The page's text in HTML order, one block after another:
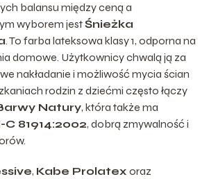
balansu między ceną a
wyborem jestŚnieżka
. To farba lateksowa klasy 1, odporna na
domowe. Użytkownicy chwalą ją za
nakładanie i możliwość mycia ścian
rodzin z dziećmi często łączy
Natury, która także ma
81914:2002, dobrą zmywalność i
, Kabe Prolatex oraz